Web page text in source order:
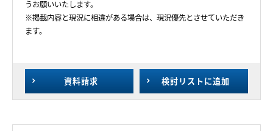
資料請求 検討リストに追加
うお願いいたします。
※掲載内容と現況に相違がある場合は、現況優先とさせていただき
ます。